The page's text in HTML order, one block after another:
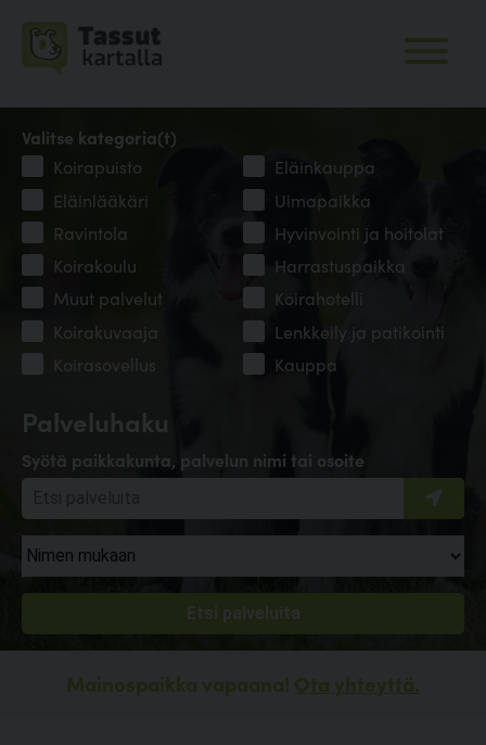
Palveluhaku
Syötä paikkakunta, palvelun nimi tai osoite
Valitse kategoria(t)
Koirapuisto
Eläinkauppa
Eläinlääkäri
Uimapaikka
Ravintola
Hyvinvointi ja hoitolat
Koirakoulu
Harrastuspaikka
Muut palvelut
Koirahotelli
Koirakuvaaja
Lenkkeily ja patikointi
Koirasovellus
Kauppa
Mainospaikka vapaana! Ota yhteyttä.